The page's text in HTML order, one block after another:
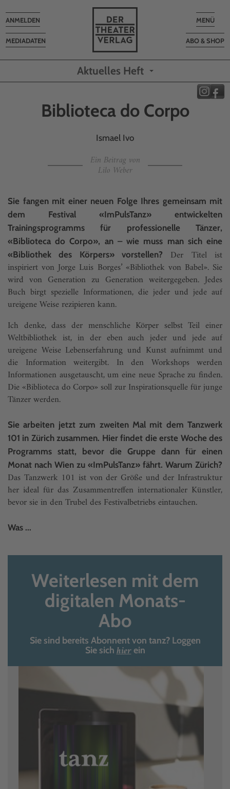
Toggle
MENÜ
ABO & SHOP
MEDIADATEN
Toggle
navigation
ANMELDEN
Aktuelles Heft
Biblioteca do Corpo
Ismael Ivo
Ein Beitrag von
Lilo Weber
Sie fangen mit einer neuen Folge Ihres gemeinsam mit
dem Festival «ImPulsTanz» entwickelten
Trainingsprogramms für professionelle Tänzer,
«Biblioteca do Corpo», an – wie muss man sich eine
«Bibliothek des Körpers» vorstellen?
Der Titel ist
inspiriert von Jorge Luis Borges’ «Bibliothek von Babel». Sie
wird von Generation zu Generation weitergegeben. Jedes
Buch birgt spezielle Informationen, die jeder und jede auf
ureigene Weise rezipieren kann.
Ich denke, dass der menschliche Körper selbst Teil einer
Weltbibliothek ist, in der eben auch jeder und jede auf
ureigene Weise Lebenserfahrung und Kunst aufnimmt und
die Information weitergibt. In den Workshops werden
Informationen ausgetauscht, um eine neue Sprache zu finden.
Die «Biblioteca do Corpo» soll zur Inspirationsquelle für junge
Tänzer werden.
Sie arbeiten jetzt zum zweiten Mal mit dem Tanzwerk
101 in Zürich zusammen. Hier findet die erste Woche des
Programms statt, bevor die Gruppe dann für einen
Monat nach Wien zu «ImPulsTanz» fährt. Warum Zürich?
Das Tanzwerk 101 ist von der Größe und der Infrastruktur
her ideal für das Zusammentreffen internationaler Künstler,
bevor sie in den Trubel des Festivalbetriebs eintauchen.
Was ...
Weiterlesen mit dem
digitalen Monats-
Abo
Sie sind bereits Abonnent von tanz? Loggen
Sie sich hierein